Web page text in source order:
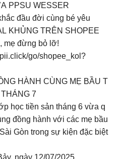
PPSU WESSER
đầu đời cùng bé yêu
KHỦNG TRÊN SHOPEE
mẹ đừng bỏ lỡ!
go/shopee_kol?
HÀNH CÙNG MẸ BẦU T
7
học tiền sản tháng 6 vừa q
đồng hành với các mẹ bầu
Gòn trong sự kiện đặc biệt
ngày 12/07/2025